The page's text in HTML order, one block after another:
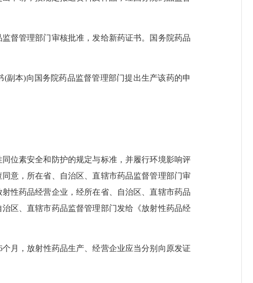
督管理部门审核批准，发给新药证书。国务院药品
副本)向国务院药品监督管理部门提出生产该药的申
位素安全和防护的规定与标准，并履行环境影响评
意，所在省、自治区、直辖市药品监督管理部门审
性药品经营企业，经所在省、自治区、直辖市药品
区、直辖市药品监督管理部门发给《放射性药品经
月，放射性药品生产、经营企业应当分别向原发证